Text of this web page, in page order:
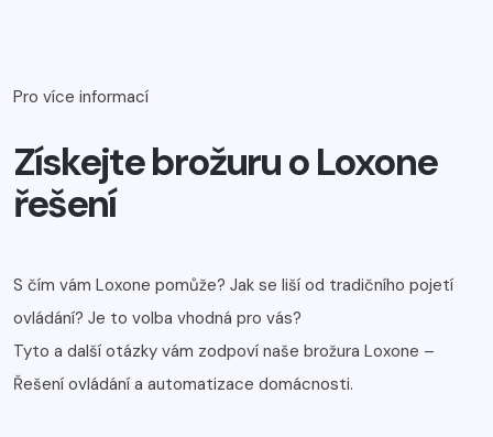
Pro více informací
Získejte brožuru o Loxone
řešení
S čím vám Loxone pomůže? Jak se liší od tradičního pojetí
ovládání? Je to volba vhodná pro vás?
Tyto a další otázky vám zodpoví naše brožura Loxone –
Řešení ovládání a automatizace domácnosti.